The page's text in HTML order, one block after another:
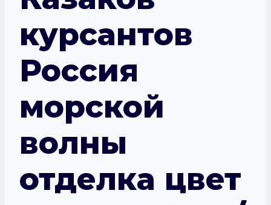
курсантов
Россия
морской
волны
отделка цвет